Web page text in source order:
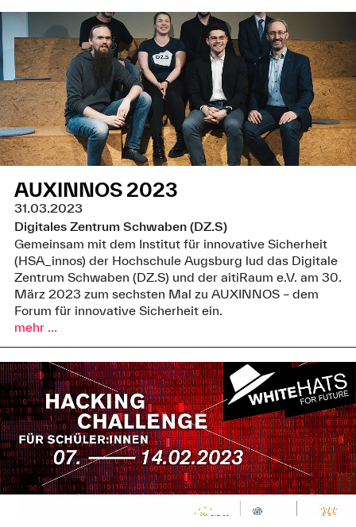
AUXINNOS 2023
31.03.2023
Digitales Zentrum Schwaben (DZ.S)
Gemeinsam mit dem Institut für innovative Sicherheit
(HSA_innos) der Hochschule Augsburg lud das Digitale
Zentrum Schwaben (DZ.S) und der aitiRaum e.V. am 30.
März 2023 zum sechsten Mal zu AUXINNOS – dem
Forum für innovative Sicherheit ein.
mehr ...